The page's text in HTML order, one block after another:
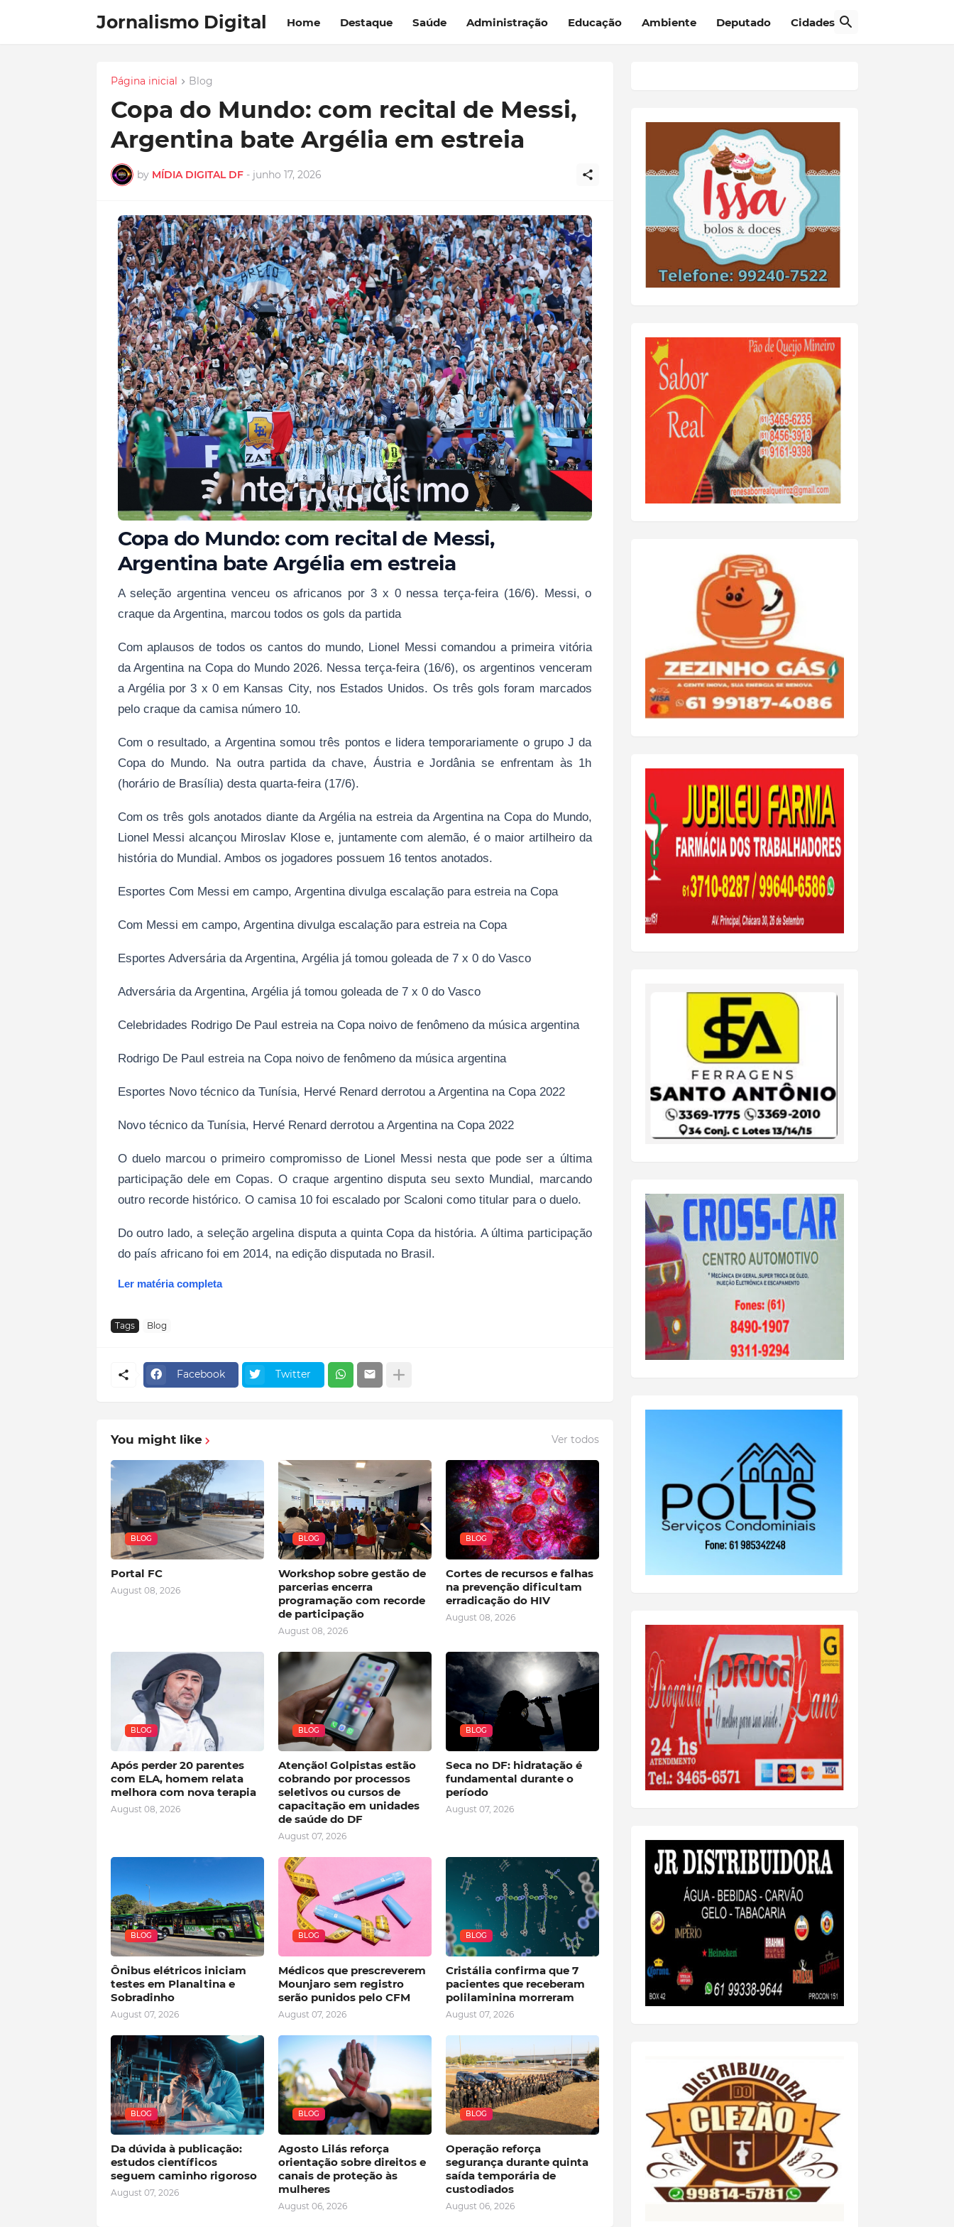
Jornalismo Digital Home Destaque Saúde Administração Educação Ambiente Deputado Cidades
Página inicial Blog
Copa do Mundo: com recital de Messi,
Argentina bate Argélia em estreia
by MÍDIA DIGITAL DF - junho 17, 2026
Copa do Mundo: com recital de Messi,
Argentina bate Argélia em estreia
A seleção argentina venceu os africanos por 3 x 0 nessa terça-feira (16/6). Messi, o
craque da Argentina, marcou todos os gols da partida
Com aplausos de todos os cantos do mundo, Lionel Messi comandou a primeira vitória
da Argentina na Copa do Mundo 2026. Nessa terça-feira (16/6), os argentinos venceram
a Argélia por 3 x 0 em Kansas City, nos Estados Unidos. Os três gols foram marcados
pelo craque da camisa número 10.
Com o resultado, a Argentina somou três pontos e lidera temporariamente o grupo J da
Copa do Mundo. Na outra partida da chave, Áustria e Jordânia se enfrentam às 1h
(horário de Brasília) desta quarta-feira (17/6).
Com os três gols anotados diante da Argélia na estreia da Argentina na Copa do Mundo,
Lionel Messi alcançou Miroslav Klose e, juntamente com alemão, é o maior artilheiro da
história do Mundial. Ambos os jogadores possuem 16 tentos anotados.
Esportes Com Messi em campo, Argentina divulga escalação para estreia na Copa
Com Messi em campo, Argentina divulga escalação para estreia na Copa
Esportes Adversária da Argentina, Argélia já tomou goleada de 7 x 0 do Vasco
Adversária da Argentina, Argélia já tomou goleada de 7 x 0 do Vasco
Celebridades Rodrigo De Paul estreia na Copa noivo de fenômeno da música argentina
Rodrigo De Paul estreia na Copa noivo de fenômeno da música argentina
Esportes Novo técnico da Tunísia, Hervé Renard derrotou a Argentina na Copa 2022
Novo técnico da Tunísia, Hervé Renard derrotou a Argentina na Copa 2022
O duelo marcou o primeiro compromisso de Lionel Messi nesta que pode ser a última
participação dele em Copas. O craque argentino disputa seu sexto Mundial, marcando
outro recorde histórico. O camisa 10 foi escalado por Scaloni como titular para o duelo.
Do outro lado, a seleção argelina disputa a quinta Copa da história. A última participação
do país africano foi em 2014, na edição disputada no Brasil.
Ler matéria completa
Tags Blog
Facebook Twitter
You might like Ver todos
BLOG
Portal FC
August 08, 2026
BLOG
Workshop sobre gestão de
parcerias encerra
programação com recorde
de participação
August 08, 2026
BLOG
Cortes de recursos e falhas
na prevenção dificultam
erradicação do HIV
August 08, 2026
BLOG
Após perder 20 parentes
com ELA, homem relata
melhora com nova terapia
August 08, 2026
BLOG
Atenção! Golpistas estão
cobrando por processos
seletivos ou cursos de
capacitação em unidades
de saúde do DF
August 07, 2026
BLOG
Seca no DF: hidratação é
fundamental durante o
período
August 07, 2026
BLOG
Ônibus elétricos iniciam
testes em Planaltina e
Sobradinho
August 07, 2026
BLOG
Médicos que prescreverem
Mounjaro sem registro
serão punidos pelo CFM
August 07, 2026
BLOG
Cristália confirma que 7
pacientes que receberam
polilaminina morreram
August 07, 2026
BLOG
Da dúvida à publicação:
estudos científicos
seguem caminho rigoroso
August 07, 2026
BLOG
Agosto Lilás reforça
orientação sobre direitos e
canais de proteção às
mulheres
August 06, 2026
BLOG
Operação reforça
segurança durante quinta
saída temporária de
custodiados
August 06, 2026